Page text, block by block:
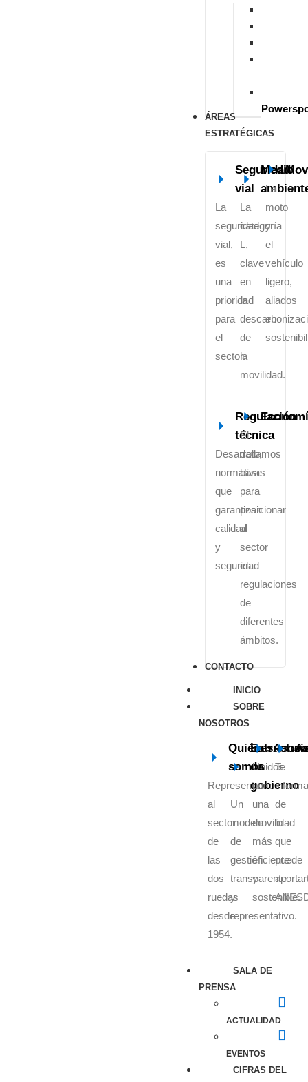
ÁREAS
ESTRATÉGICAS
Seguridad
vial
La
seguridad
vial,
es
una
prioridad
para
el
sector.
Medio
La
categoría
L,
clave
en
la
de
la
movilidad.
La
moto
y
el
vehículo
ligero,
aliados
en
Regulación
técnica
Desarrollamos
normativas
que
garantizan
calidad
y
seguridad
El
dato,
base
para
posicionar
al
sector
en
regulaciones
de
diferentes
ámbitos.
CONTACTO
INICIO
SOBRE
NOSOTROS
Quiénes
somos
Representamos
al
sector
de
las
dos
ruedas
desde
1954.
Estructura
de
gobierno
Un
modelo
de
gestión
transparente
y
representativo.
Unidos
por
una
movilidad
más
eficiente
y
sostenible.
Te
de
lo
que
puede
SALA DE
PRENSA
ACTUALIDAD
EVENTOS
CIFRAS DEL